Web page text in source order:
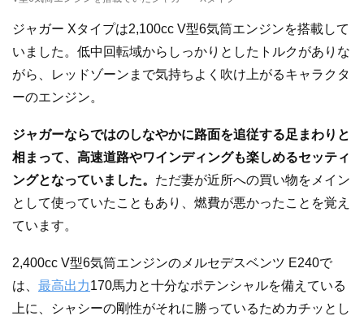
ジャガー Xタイプは2,100cc V型6気筒エンジンを搭載して
いました。低中回転域からしっかりとしたトルクがありな
がら、レッドゾーンまで気持ちよく吹け上がるキャラクタ
ーのエンジン。
ジャガーならではのしなやかに路面を追従する足まわりと
相まって、高速道路やワインディングも楽しめるセッティ
ングとなっていました。 ただ妻が近所への買い物をメイン
として使っていたこともあり、燃費が悪かったことを覚え
ています。
2,400cc V型6気筒エンジンのメルセデスベンツ E240で
は、 最高出力170馬力と十分なポテンシャルを備えている
上に、シャシーの剛性がそれに勝っているためカチッとし